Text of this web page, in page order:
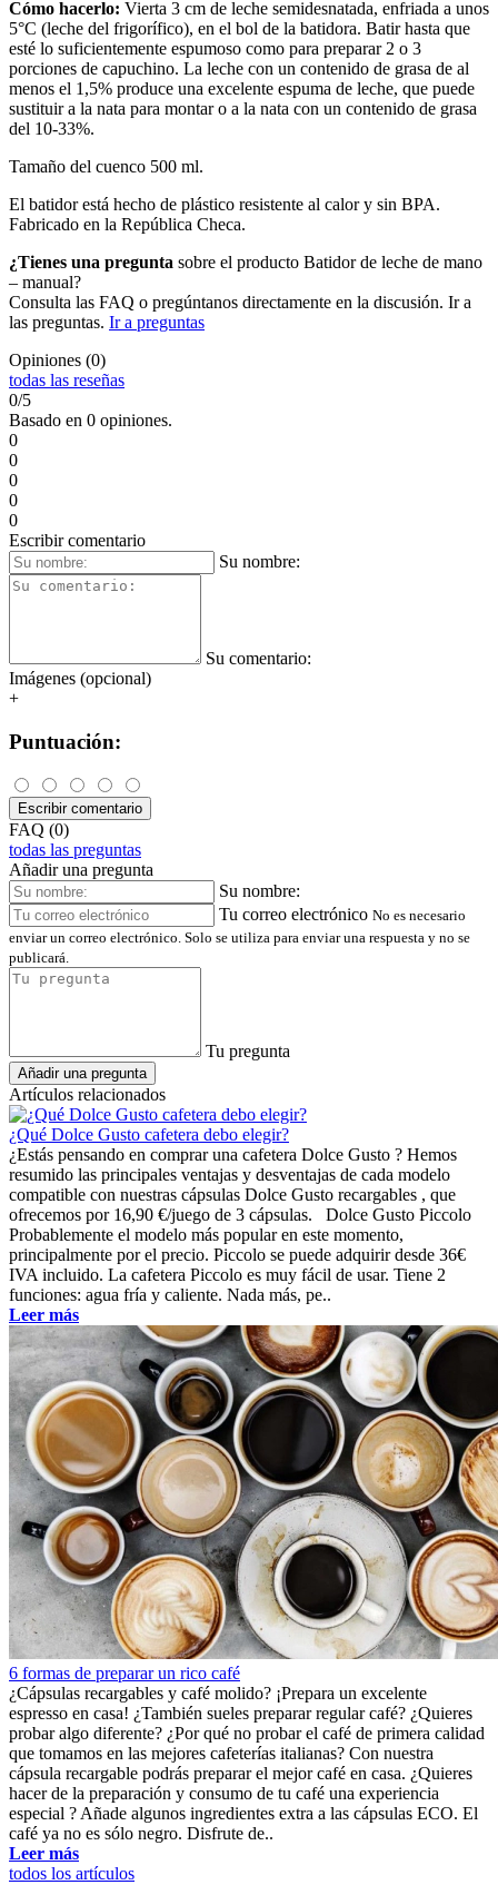
Cómo hacerlo: Vierta 3 cm de leche semidesnatada, enfriada a unos
5°C (leche del frigorífico), en el bol de la batidora. Batir hasta que
esté lo suficientemente espumoso como para preparar 2 o 3
porciones de capuchino. La leche con un contenido de grasa de al
menos el 1,5% produce una excelente espuma de leche, que puede
sustituir a la nata para montar o a la nata con un contenido de grasa
del 10-33%.
Tamaño del cuenco 500 ml.
El batidor está hecho de plástico resistente al calor y sin BPA.
Fabricado en la República Checa.
¿Tienes una pregunta sobre el producto Batidor de leche de mano
– manual?
Consulta las FAQ o pregúntanos directamente en la discusión. Ir a
las preguntas. Ir a preguntas
Opiniones (0)
todas las reseñas
0/5
Basado en 0 opiniones.
0
0
0
0
0
Escribir comentario
Su nombre:
Su comentario:
Imágenes (opcional)
+
Puntuación:
Escribir comentario
FAQ (0)
todas las preguntas
Añadir una pregunta
Su nombre:
Tu correo electrónico No es necesario
enviar un correo electrónico. Solo se utiliza para enviar una respuesta y no se
publicará.
Tu pregunta
Añadir una pregunta
Artículos relacionados
¿Qué Dolce Gusto cafetera debo elegir?
¿Estás pensando en comprar una cafetera Dolce Gusto ? Hemos
resumido las principales ventajas y desventajas de cada modelo
compatible con nuestras cápsulas Dolce Gusto recargables , que
ofrecemos por 16,90 €/juego de 3 cápsulas. Dolce Gusto Piccolo
Probablemente el modelo más popular en este momento,
principalmente por el precio. Piccolo se puede adquirir desde 36€
IVA incluido. La cafetera Piccolo es muy fácil de usar. Tiene 2
funciones: agua fría y caliente. Nada más, pe..
Leer más
6 formas de preparar un rico café
¿Cápsulas recargables y café molido? ¡Prepara un excelente
espresso en casa! ¿También sueles preparar regular café? ¿Quieres
probar algo diferente? ¿Por qué no probar el café de primera calidad
que tomamos en las mejores cafeterías italianas? Con nuestra
cápsula recargable podrás preparar el mejor café en casa. ¿Quieres
hacer de la preparación y consumo de tu café una experiencia
especial ? Añade algunos ingredientes extra a las cápsulas ECO. El
café ya no es sólo negro. Disfrute de..
Leer más
todos los artículos